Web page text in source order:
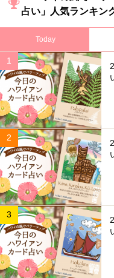
占い」人気ランキン
Today